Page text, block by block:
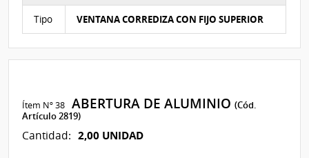
Tipo VENTANA CORREDIZA CON FIJO SUPERIOR
Ítem Nº 38 ABERTURA DE ALUMINIO(Cód.
Artículo 2819)
Cantidad: 2,00 UNIDAD